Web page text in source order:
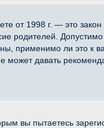
от 1998 г. — это
применимо ли это к
давать
вы пытаетесь